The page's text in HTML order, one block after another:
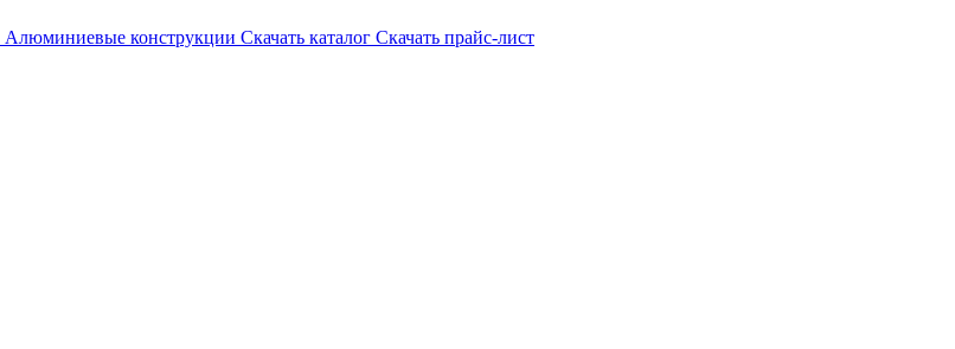
Алюминиевые конструкции Скачать каталог Скачать прайс-лист